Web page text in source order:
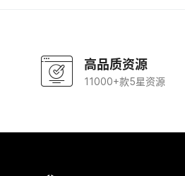
高品质资源
11000+款5星资源